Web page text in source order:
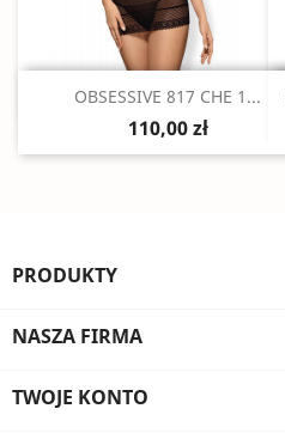
Szybki podgląd
OBSESSIVE 817 CHE 1...
110,00 zł
PRODUKTY
NASZA FIRMA
TWOJE KONTO